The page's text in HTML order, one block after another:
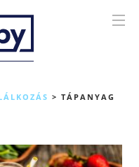
> TÁPANYAG